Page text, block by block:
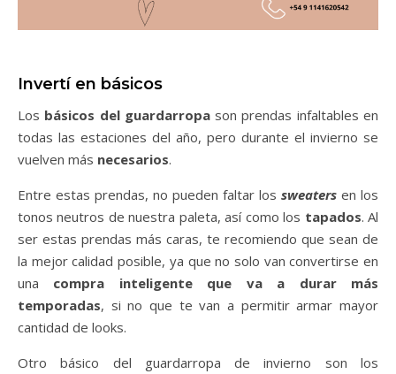
Invertí en básicos
Los básicos del guardarropason prendas infaltables en
todas las estaciones del año, pero durante el invierno se
vuelven más necesarios.
Entre estas prendas, no pueden faltar los sweaters en los
tonos neutros de nuestra paleta, así como los tapados. Al
ser estas prendas más caras, te recomiendo que sean de
la mejor calidad posible, ya que no solo van convertirse en
una compra inteligente que va a durar más
temporadas, si no que te van a permitir armar mayor
cantidad de looks.
Otro básico del guardarropa de invierno son los